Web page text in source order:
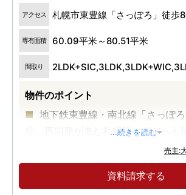
アクセス 札幌市東豊線「さっぽろ」徒歩
専有面積 60.09平米～80.51平米
間取り
物件のポイント
地下鉄東豊線・南北線「さっぽ
分、再開発が進む札幌駅エリアへも
中高層ＺＥＨ－Ｍ支援事業補助
...続きを読む
売主:
資料請求する